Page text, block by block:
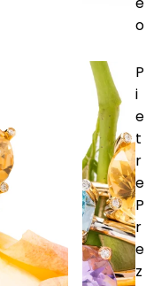
o
P
i
e
t
r
e
P
r
e
z